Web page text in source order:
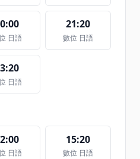
日語
21:20
數位 日語
日語
日語
15:20
數位 日語